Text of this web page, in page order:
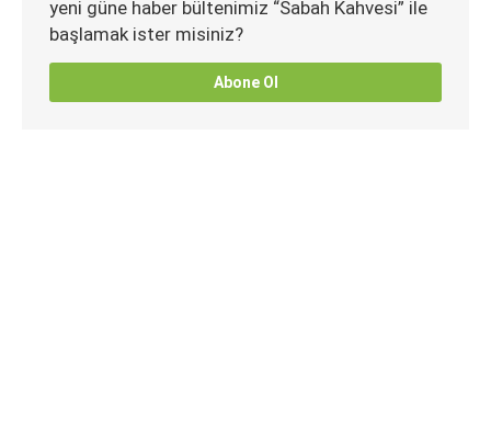
yeni güne haber bültenimiz “Sabah Kahvesi” ile
başlamak ister misiniz?
Abone Ol